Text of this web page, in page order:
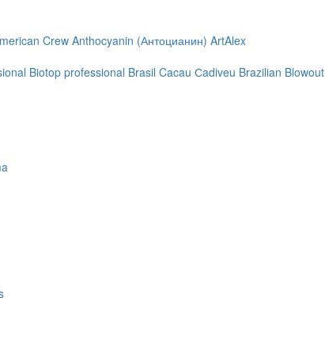
CrewAnthocyanin (Антоцианин) ArtAlex
Biotop professional Brasil Cacau Сadiveu Brazilian Blowout